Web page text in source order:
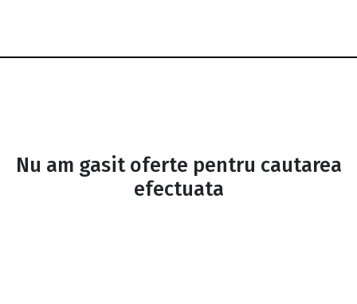
Nu am gasit oferte pentru cautarea
efectuata